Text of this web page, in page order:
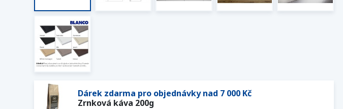
Dárek zdarma pro objednávky nad 7 000 Kč
Zrnková káva 200g